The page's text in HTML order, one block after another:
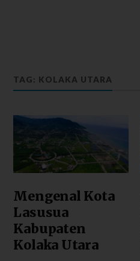
TAG: KOLAKA UTARA
Mengenal Kota
Lasusua
Kabupaten
Kolaka Utara